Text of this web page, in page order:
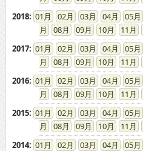
2018: 01 02 03 04 05
08
09 10 11
2017: 01 02 03 04 05
08
09 10 11
2016: 01 02 03 04 05
08
09 10 11
2015: 01 02 03 04 05
08
09 10 11
2014: 01 02 03 04 05